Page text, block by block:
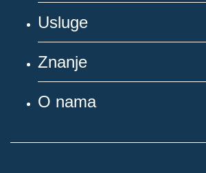
Usluge
Znanje
O nama